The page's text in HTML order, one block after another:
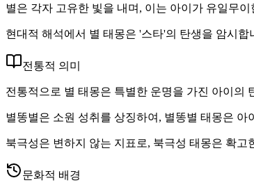
별은 각자 고유한 빛을 내며, 이는 아이가 유일무
현대적 해석에서 별 태몽은 '스타'의 탄생을 암시
전통적 의미
전통적으로 별 태몽은 특별한 운명을 가진 아이의
별똥별은 소원 성취를 상징하여, 별똥별 태몽은
북극성은 변하지 않는 지표로, 북극성 태몽은 확
문화적 배경